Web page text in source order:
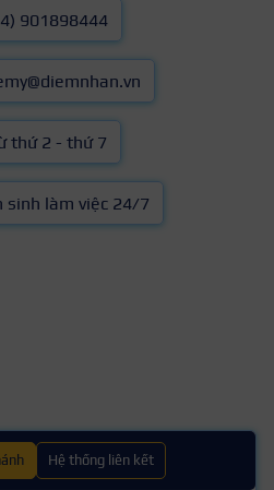
901898444
thứ 2 - thứ 7
sinh làm việc 24/7
Hệ thống liên kết